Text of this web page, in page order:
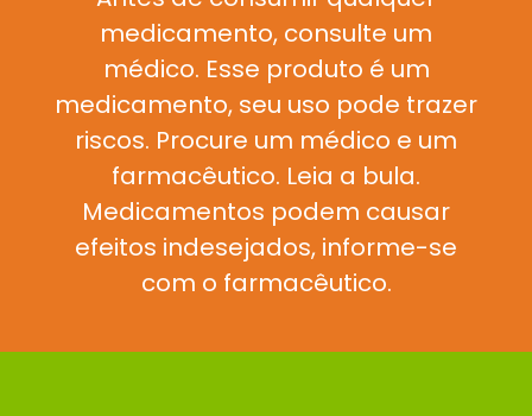
medicamento, consulte um
médico. Esse produto é um
medicamento, seu uso pode trazer
riscos. Procure um médico e um
farmacêutico. Leia a bula.
Medicamentos podem causar
efeitos indesejados, informe-se
com o farmacêutico.